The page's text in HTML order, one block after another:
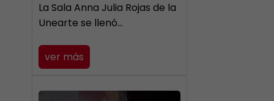
​La Sala Anna Julia Rojas de la
Unearte se llenó…
ver más